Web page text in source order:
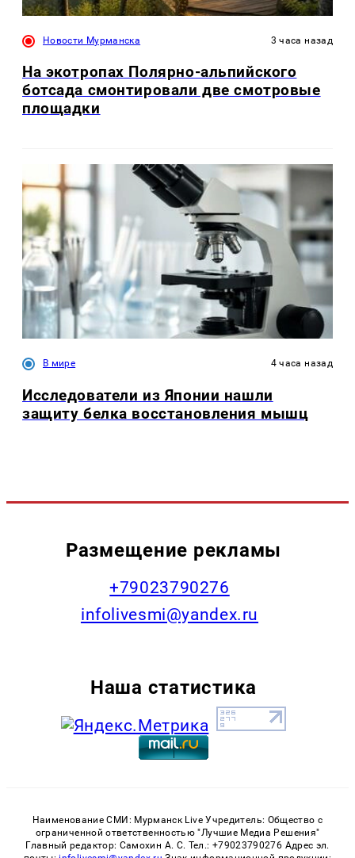
Новости Мурманска 3 часа назад
На экотропах Полярно-альпийского
ботсада смонтировали две смотровые
площадки
В мире 4 часа назад
Исследователи из Японии нашли
защиту белка восстановления мышц
Размещение рекламы
+79023790276
infolivesmi@yandex.ru
Наша статистика
Наименование СМИ: Мурманск Live Учредитель: Общество с
ограниченной ответственностью "Лучшие Медиа Решения"
Главный редактор: Самохин А. С. Тел.: +79023790276 Адрес эл.